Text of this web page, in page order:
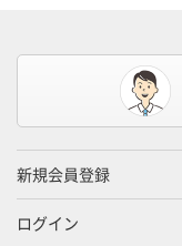
新規会員登録
ログイン